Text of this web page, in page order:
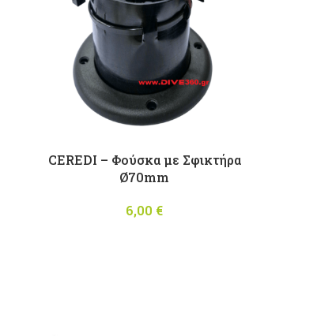
CEREDI – Φούσκα με Σφικτήρα
Ø70mm
6,00 €